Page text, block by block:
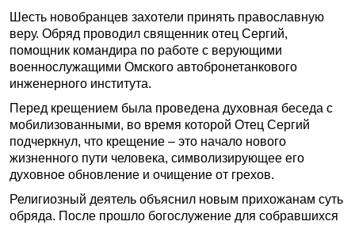
Шесть новобранцев захотели принять православную
веру. Обряд проводил священник отец Сергий,
помощник командира по работе с верующими
военнослужащими Омского автобронетанкового
инженерного института.
Перед крещением была проведена духовная беседа с
мобилизованными, во время которой Отец Сергий
подчеркнул, что крещение – это начало нового
жизненного пути человека, символизирующее его
духовное обновление и очищение от грехов.
Религиозный деятель объяснил новым прихожанам суть
обряда. После прошло богослужение для собравшихся